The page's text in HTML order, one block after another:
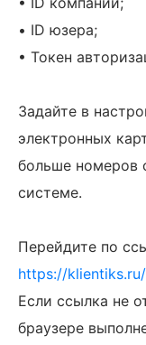
• ID юзера;
• Токен
Задайте в
электронных
больше номеров
системе.
Перейдите по
https://
Если ссылка не
браузере